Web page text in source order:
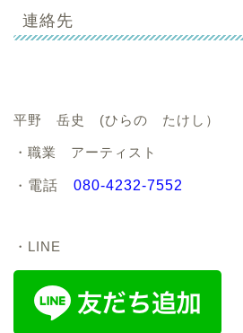
連絡先
平野 岳史 (ひらの たけし）
・職業 アーティスト
・ 電話 080-4232-7552
・LINE